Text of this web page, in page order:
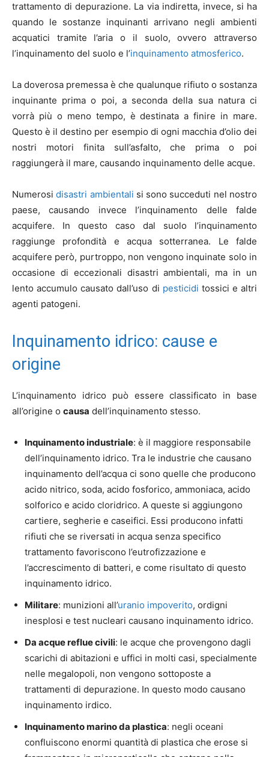
trattamento di depurazione. La via indiretta, invece, si ha
quando le sostanze inquinanti arrivano negli ambienti
acquatici tramite l’aria o il suolo, ovvero attraverso
l’inquinamento del suolo e l’inquinamento atmosferico.
La doverosa premessa è che qualunque rifiuto o sostanza
inquinante prima o poi, a seconda della sua natura ci
vorrà più o meno tempo, è destinata a finire in mare.
Questo è il destino per esempio di ogni macchia d’olio dei
nostri motori finita sull’asfalto, che prima o poi
raggiungerà il mare, causando inquinamento delle acque.
Numerosidisastri ambientali si sono succeduti nel nostro
paese, causando invece l’inquinamento delle falde
acquifere. In questo caso dal suolo l’inquinamento
raggiunge profondità e acqua sotterranea. Le falde
acquifere però, purtroppo, non vengono inquinate solo in
occasione di eccezionali disastri ambientali, ma in un
lento accumulo causato dall’uso di pesticidi tossici e altri
agenti patogeni.
Inquinamento idrico: cause e
origine
L’inquinamento idrico può essere classificato in base
all’origine o causa dell’inquinamento stesso.
Inquinamento industriale: è il maggiore responsabile
dell’inquinamento idrico. Tra le industrie che causano
inquinamento dell’acqua ci sono quelle che producono
acido nitrico, soda, acido fosforico, ammoniaca, acido
solforico e acido cloridrico. A queste si aggiungono
cartiere, segherie e caseifici. Essi producono infatti
rifiuti che se riversati in acqua senza specifico
trattamento favoriscono l’eutrofizzazione e
l’accrescimento di batteri, e come risultato di questo
inquinamento idrico.
Militare: munizioni all’uranio impoverito, ordigni
inesplosi e test nucleari causano inquinamento idrico.
Da acque reflue civili: le acque che provengono dagli
scarichi di abitazioni e uffici in molti casi, specialmente
nelle megalopoli, non vengono sottoposte a
trattamenti di depurazione. In questo modo causano
inquinamento irdico.
Inquinamento marino da plastica: negli oceani
confluiscono enormi quantità di plastica che erose si